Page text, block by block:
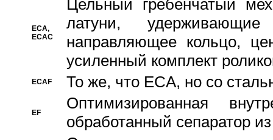
ECA,
ECAC
Цельный гребенчатый
латуни,
направляющее кольцо,
усиленный комплект
ECAF То же, что ECA, но со
EF
Оптимизированная
обработанный сепаратор